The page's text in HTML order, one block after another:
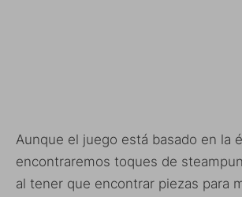
Aunque el juego está basado en la
encontraremos toques de
al tener que encontrar piezas para